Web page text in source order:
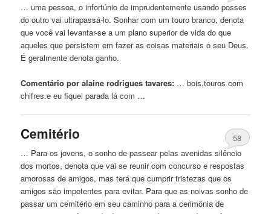
… uma pessoa, o infortúnio de imprudentemente usando posses
do outro vai ultrapassá-lo. Sonharcom um touro branco, denota
que você vai levantar-se a um plano superior de vida do que
aqueles que persistem em fazer as coisas materiais o seu Deus.
É geralmente denota ganho.
Comentário por alaine rodrigues tavares: … bois,touroscom
chifres.e eu fiquei parada lácom …
Cemitério
58
… Para os jovens, o sonho de passear pelas avenidas silêncio
dos mortos, denota que vai se reunircom concurso e respostas
amorosas de amigos, mas terá que cumprir tristezas que os
amigos são impotentes para evitar. Para que as noivas sonho de
passar um cemitério em seu caminho para a cerimônia de